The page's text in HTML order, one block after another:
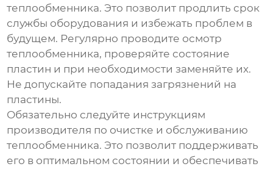
теплообменника. Это позволит продлить срок
службы оборудования и избежать проблем в
будущем. Регулярно проводите осмотр
теплообменника, проверяйте состояние
пластин и при необходимости заменяйте их.
Не допускайте попадания загрязнений на
пластины.
Обязательно следуйте инструкциям
производителя по очистке и обслуживанию
теплообменника. Это позволит поддерживать
его в оптимальном состоянии и обеспечивать